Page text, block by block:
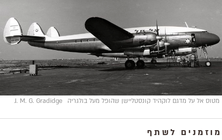
מטוס אל על מדגם לוקהיד קונסטליישן שהופל מעל בולגריה J. M. G. Gradidge
מוזמנים לשתף